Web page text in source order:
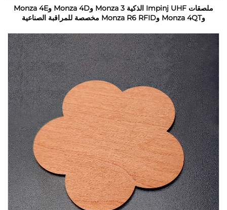
ملصقات Impinj UHF الذكية Monza 3 وMonza 4D وMonza 4E
وMonza 4QT وMonza R6 RFID مخصصة للمراقبة الصناعية